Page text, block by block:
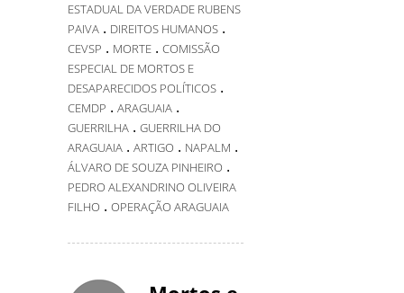
ESTADUAL DA VERDADE RUBENS
PAIVA . DIREITOS HUMANOS .
CEVSP . MORTE . COMISSÃO
ESPECIAL DE MORTOS E
DESAPARECIDOS POLÍTICOS .
CEMDP . ARAGUAIA .
GUERRILHA . GUERRILHA DO
ARAGUAIA . ARTIGO . NAPALM .
ÁLVARO DE SOUZA PINHEIRO .
PEDRO ALEXANDRINO OLIVEIRA
FILHO . OPERAÇÃO ARAGUAIA